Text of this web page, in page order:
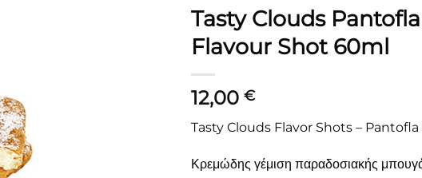
Tasty Clouds Pantofla
Flavour Shot 60ml
12,00 €
Tasty Clouds Flavor Shots – Pantofla
Κρεμώδης γέμιση παραδοσιακής